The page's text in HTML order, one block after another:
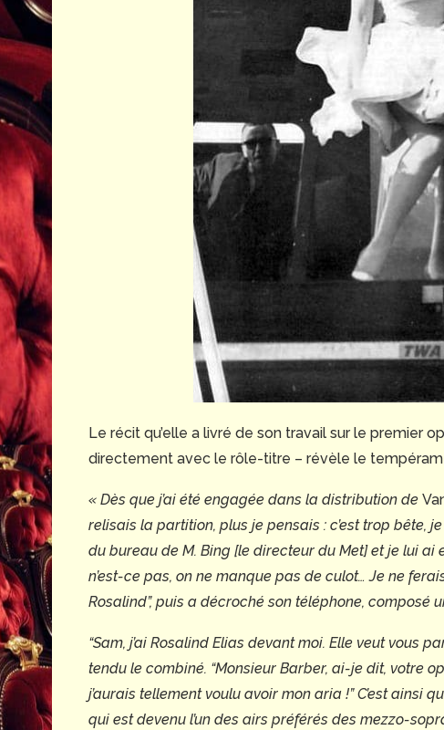
Le récit qu’elle a livré de son travail sur le premier
directement avec le rôle-titre – révèle le
« Dès que j’ai été engagée dans la distribution de
relisais la partition, plus je pensais : c’est trop bête,
du bureau de M. Bing [le directeur du Met] et je lui
n’est-ce pas, on ne manque pas de culot… Je ne
Rosalind”, puis a décroché son téléphone, composé
“Sam, j’ai Rosalind Elias devant moi. Elle veut vous
tendu le combiné. “Monsieur Barber, ai-je dit, votre
j’aurais tellement voulu avoir mon aria !” C’est ainsi
qui est devenu l’un des airs préférés des mezzo-